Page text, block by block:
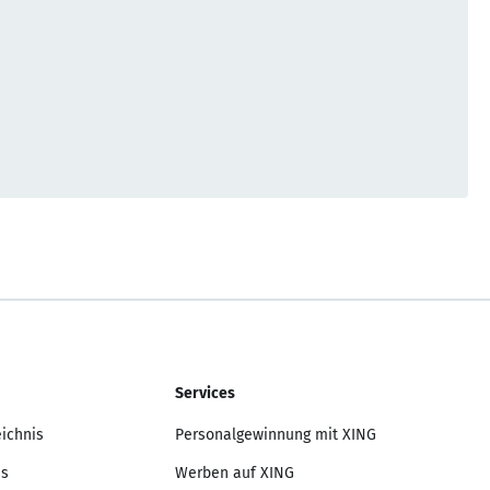
Services
Personalgewinnung mit XING
Werben auf XING